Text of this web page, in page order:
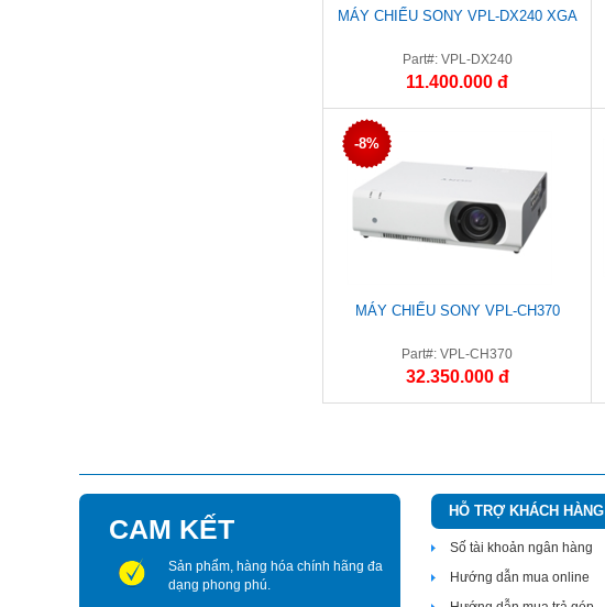
MÁY CHIẾU SONY VPL-DX240 XGA
Part#: VPL-DX240
11.400.000 đ
-8%
MÁY CHIẾU SONY VPL-CH370
Part#: VPL-CH370
32.350.000 đ
CAM KẾT
Sản phẩm, hàng hóa chính hãng đa
dạng phong phú.
HỖ TRỢ KHÁCH HÀNG
Số tài khoản ngân hàng
Hướng dẫn mua online